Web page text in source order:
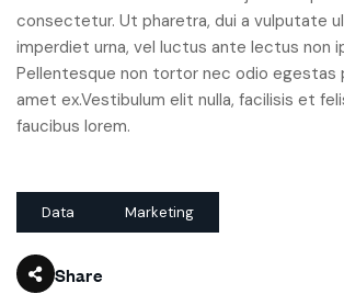
consectetur. Ut pharetra, dui a vulputate
imperdiet urna, vel luctus ante lectus non
Pellentesque non tortor nec odio
amet ex.Vestibulum elit nulla, facilisis et
faucibus lorem.
Data Marketing
Share